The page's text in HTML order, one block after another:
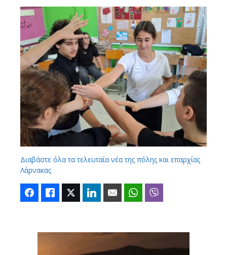
Διαβάστε όλα τα τελευταία νέα της πόλης και επαρχίας
Λάρνακας
FacebookLike Twitter LinkedIn Email WhatsApp